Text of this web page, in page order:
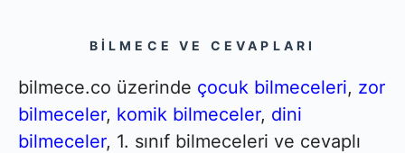
BILMECE VE CEVAPLARI
bilmece.co üzerinde çocuk bilmeceleri, zor
bilmeceler, komik bilmeceler, dini
bilmeceler, 1. sınıf bilmeceleri ve cevaplı